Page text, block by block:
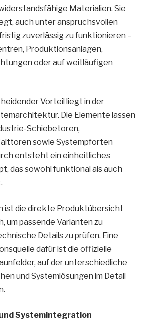
Materialien. Sie
auch unter anspruchsvollen
zuverlässig zu funktionieren –
Produktionsanlagen,
oder auf weitläufigen
Vorteil liegt in der
Die Elemente lassen
Schiebetoren,
sowie Systempforten
entsteht ein einheitliches
das sowohl funktional als auch
ist die direkte Produktübersicht
um passende Varianten zu
Details zu prüfen. Eine
dafür ist die offizielle
auf der unterschiedliche
und Systemlösungen im Detail
Systemintegration